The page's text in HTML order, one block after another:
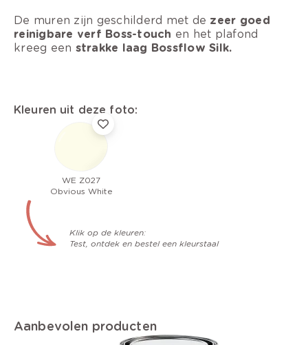
De muren zijn geschilderd met de zeer goed
reinigbare verf Boss-touch en het plafond
kreeg een strakke laag Bossflow Silk.
Kleuren uit deze foto:
WE Z027
Obvious White
Klik op de kleuren:
Test, ontdek en bestel een kleurstaal
Aanbevolen producten